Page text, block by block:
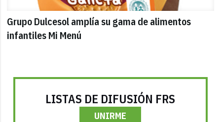
Grupo Dulcesol amplía su gama de alimentos
infantiles Mi Menú
LISTAS DE DIFUSIÓN FRS
UNIRME